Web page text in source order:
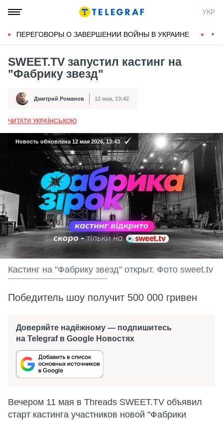
УКР
ПЕРЕГОВОРЫ О ЗАВЕРШЕНИИ ВОЙНЫ В УКРАИНЕ
SWEET.TV запустил кастинг на
"Фабрику звезд"
Автор Дмитрий Романов
Дата публикации 12 мая, 13:42
ЧИТАТИ УКРАЇНСЬКОЮ
Новость обновлена 12 мая 2026, 13:43
Кастинг на "Фабрику звезд" открыт. Фото sweet.tv
Победитель шоу получит 500 000 гривен
Доверяйте надёжному — подпишитесь
на Telegraf в Google Новостях
Вечером 11 мая в Threads SWEET.TV объявил
старт кастинга участников новой "Фабрики